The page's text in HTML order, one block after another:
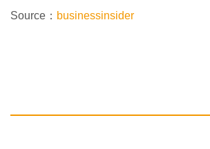
Source： businessinsider